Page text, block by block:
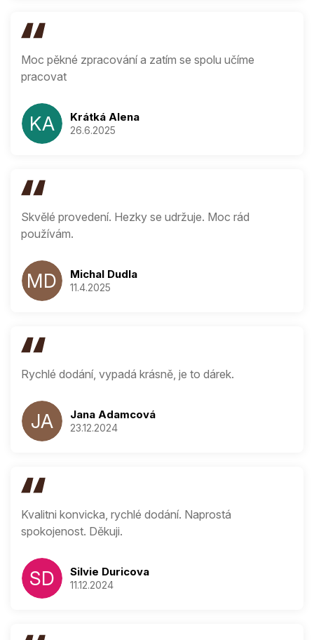
KA Krátká Alena
26.6.2025
Moc pěkné zpracování a zatím se spolu učíme
pracovat
MD Michal Dudla
11.4.2025
Skvělé provedení. Hezky se udržuje. Moc rád
používám.
JA Jana Adamcová
23.12.2024
Rychlé dodání, vypadá krásně, je to dárek.
SD Silvie Duricova
11.12.2024
Kvalitni konvicka, rychlé dodání. Naprostá
spokojenost. Děkuji.